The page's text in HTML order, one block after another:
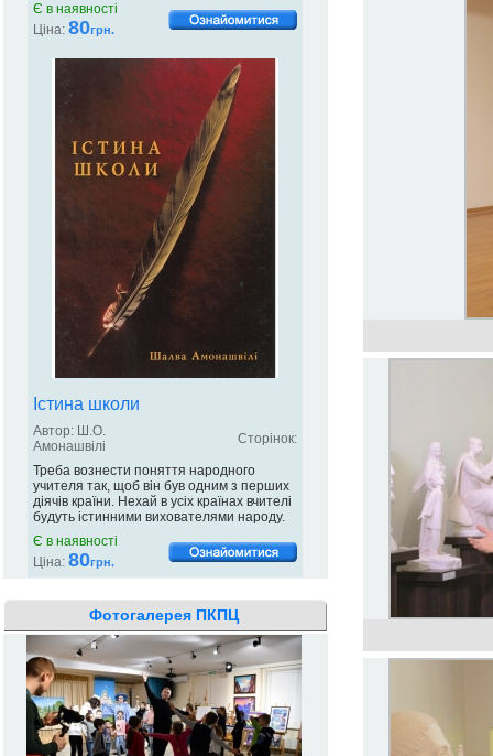
Є в наявності
Ціна: 80грн.
Істина школи
Автор: Ш.О.
Амонашвілі
Сторінок:
Треба вознести поняття народного
учителя так, щоб він був одним з перших
діячів країни. Нехай в усіх країнах вчителі
будуть істинними вихователями народу.
Є в наявності
Ціна: 80грн.
Фотогалерея ПКПЦ